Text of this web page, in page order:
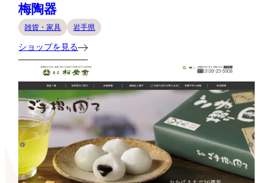
梅陶器
雑貨・家具 岩手県
ショップを見る